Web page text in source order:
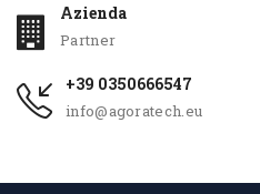
Azienda
Partner
+39 0350666547
info@agoratech.eu